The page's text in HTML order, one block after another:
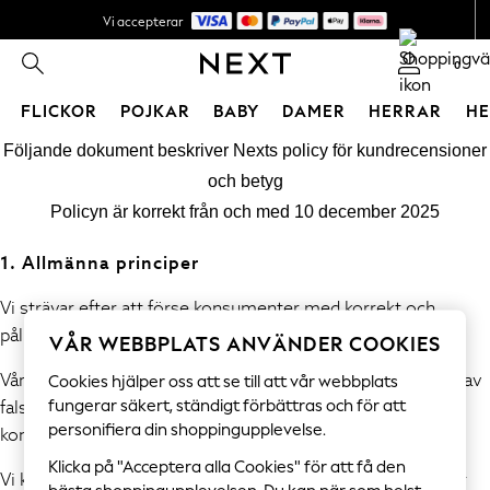
Hoppa till huvudinnehåll
Vi accepterar
NYA enkla returer* 0
FLICKOR POJKAR BABY DAMER HERRAR
GIRLS
50 - 92cm
98 - 110cm
116 - 134cm
140 - 174cm
Trending: Top & Short Sets
Trending: Clogs
Toy Story
THE SET
All Clothing
Coats & Jackets
Sweatshirts & Hoodies
Följande dokument beskriver Nexts policy för kundrecensioner
och betyg
Policyn är korrekt från och med 10 december 2025
1. Allmänna principer
Vi strävar efter att förse konsumenter med korrekt och
pålitlig information baserad på genuina erfarenheter.
Vår policy förbjuder inlämning, beställning och publicering av
falska eller vilseledande recensioner och information om
konsumentrecensioner.
Vi kommer att vidta rimliga och proportionella åtgärder för
VÅR WEBBPLATS ANVÄNDER COOKIES
Cookies hjälper oss att se till att vår webbplats
fungerar säkert, ständigt förbättras och för att
personifiera din shoppingupplevelse.
Klicka på "Acceptera alla Cookies" för att få den